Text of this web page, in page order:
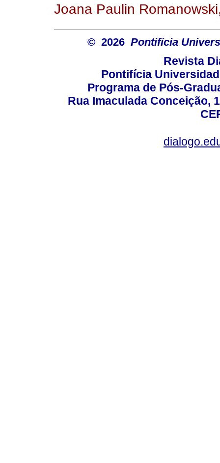
Joana Paulin
© 2026 Pontifícia
Revista
Pontifícia
Programa de Pós-
Rua Imaculada Conceição,